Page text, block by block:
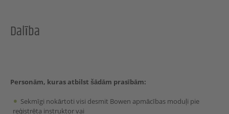
Dalība
Personām, kuras atbilst šādām prasībām:
Sekmīgi nokārtoti visi desmit Bowen apmācības moduļi pie
reģistrēta instruktor vai